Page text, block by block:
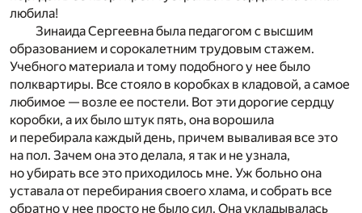
любила!
Зинаида Сергеевна была педагогом с высшим
образованием и сорокалетним трудовым стажем.
Учебного материала и тому подобного у нее было
полквартиры. Все стояло в коробках в кладовой, а самое
любимое — возле ее постели. Вот эти дорогие сердцу
коробки, а их было штук пять, она ворошила
и перебирала каждый день, причем вываливая все это
на пол. Зачем она это делала, я так и не узнала,
но убирать все это приходилось мне. Уж больно она
уставала от перебирания своего хлама, и собрать все
обратно у нее просто не было сил. Она укладывалась